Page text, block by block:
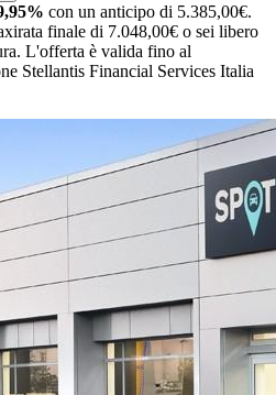
con un anticipo di 5.385,00€.
finale di 7.048,00€ o sei libero
L'offerta è valida fino al
Stellantis Financial Services Italia